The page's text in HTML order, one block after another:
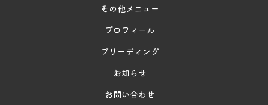
その他メニュー
プロフィール
ブリーディング
お知らせ
お問い合わせ